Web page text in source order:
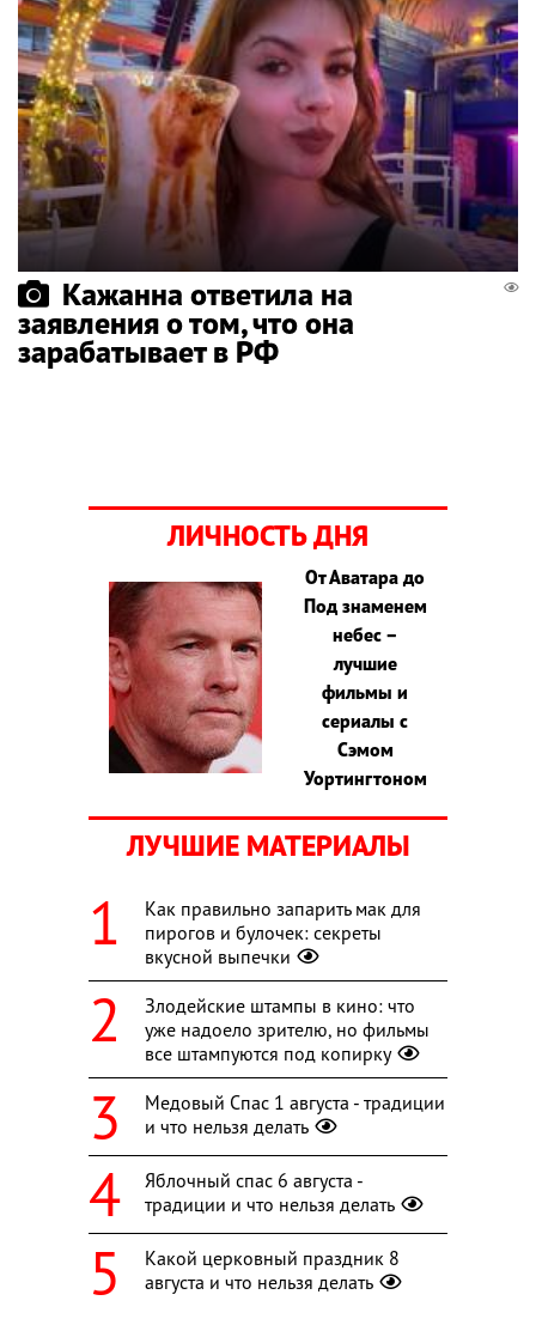
Кажанна ответила на
заявления о том, что она
зарабатывает в РФ
ЛИЧНОСТЬ ДНЯ
От Аватара до
Под знаменем
небес –
лучшие
фильмы и
сериалы с
Сэмом
Уортингтоном
ЛУЧШИЕ МАТЕРИАЛЫ
Как правильно запарить мак для
пирогов и булочек: секреты
вкусной выпечки
Злодейские штампы в кино: что
уже надоело зрителю, но фильмы
все штампуются под копирку
Медовый Спас 1 августа - традиции
и что нельзя делать
Яблочный спас 6 августа -
традиции и что нельзя делать
Какой церковный праздник 8
августа и что нельзя делать